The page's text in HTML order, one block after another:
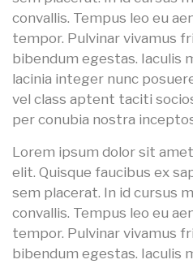
convallis. Tempus leo eu
tempor. Pulvinar vivamus
bibendum egestas. Iaculis
lacinia integer nunc
vel class aptent taciti
per conubia nostra
Lorem ipsum dolor sit
elit. Quisque faucibus ex
sem placerat. In id cursus
convallis. Tempus leo eu
tempor. Pulvinar vivamus
bibendum egestas. Iaculis